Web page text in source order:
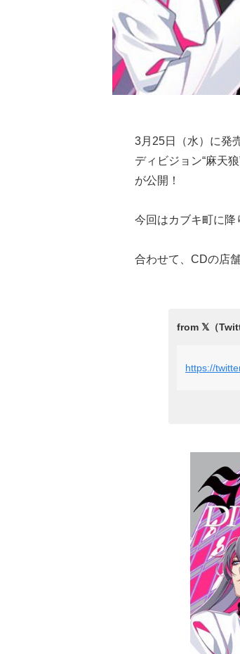
3月25日（水）に発
ディビジョン“麻天
が公開！
今回はカブキ町に降
合わせて、CDの店
https://